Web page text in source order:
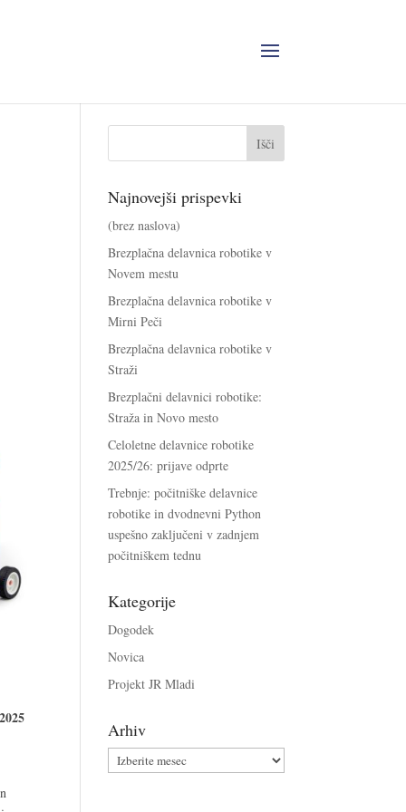
Najnovejši prispevki
(brez naslova)
Brezplačna delavnica robotike v
Novem mestu
Brezplačna delavnica robotike v
Mirni Peči
Brezplačna delavnica robotike v
Straži
Brezplačni delavnici robotike:
Straža in Novo mesto
Celoletne delavnice robotike
2025/26: prijave odprte
Trebnje: počitniške delavnice
robotike in dvodnevni Python
uspešno zaključeni v zadnjem
počitniškem tednu
Kategorije
Dogodek
Novica
Projekt JR Mladi
Arhiv
Arhiv